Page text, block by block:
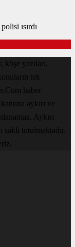
ısırdı
yazıları,
tek
haber
aykırı ve
Aykırı
tutulmaktadır.